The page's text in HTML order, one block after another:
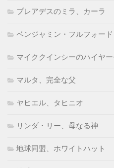
プレアデスのミラ、カーラ
ベンジャミン・フルフォード
マイククインシーのハイヤ
マルタ、完全な父
ヤヒエル、タヒニオ
リンダ・リー、母なる神
地球同盟、ホワイトハット